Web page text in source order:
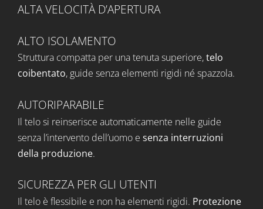
ALTA VELOCITÀ D’APERTURA
ALTO ISOLAMENTO
Struttura compatta per una tenuta superiore,telo
coibentato, guide senza elementi rigidi né spazzola.
AUTORIPARABILE
Il telo si reinserisce automaticamente nelle guide
senza l’intervento dell’uomo e senza interruzioni
della produzione.
SICUREZZA PER GLI UTENTI
Il telo è flessibile e non ha elementi rigidi. Protezione